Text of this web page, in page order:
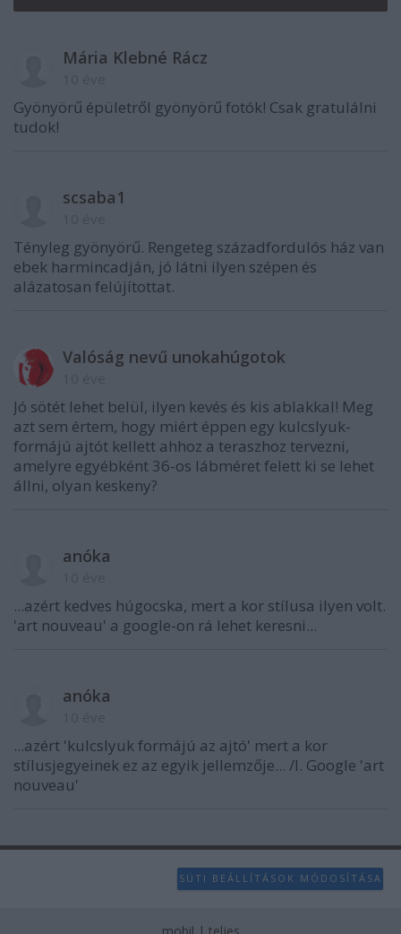
Mária Klebné Rácz
Gyönyörű épületről gyönyörű fotók! Csak gratulálni
tudok!
scsaba1
Tényleg gyönyörű. Rengeteg századfordulós ház van
ebek harmincadján, jó látni ilyen szépen és
alázatosan felújítottat.
Valóság nevű unokahúgotok
Jó sötét lehet belül, ilyen kevés és kis ablakkal! Meg
azt sem értem, hogy miért éppen egy kulcslyuk-
formájú ajtót kellett ahhoz a teraszhoz tervezni,
amelyre egyébként 36-os lábméret felett ki se lehet
állni, olyan keskeny?
anóka
...azért kedves húgocska, mert a kor stílusa ilyen volt.
'art nouveau' a google-on rá lehet keresni...
anóka
...azért 'kulcslyuk formájú az ajtó' mert a kor
stílusjegyeinek ez az egyik jellemzője... /l. Google 'art
nouveau'
SÜTI BEÁLLÍTÁSOK MÓDOSÍTÁSA